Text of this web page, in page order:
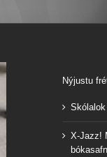
Nýjustu
X-Jazz!